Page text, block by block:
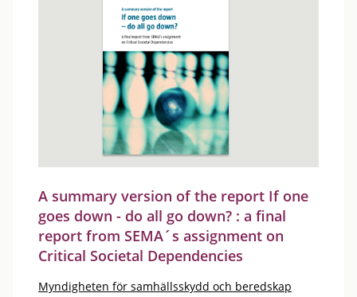
A summary version of the report If one
goes down - do all go down? : a final
report from SEMA´s assignment on
Critical Societal Dependencies
Myndigheten för samhällsskydd och beredskap